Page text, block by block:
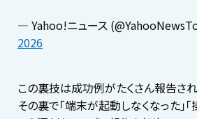
— Yahoo!ニュース
2026
この裏技は成功例がたくさん報告さ
その裏で「端末が起動しなくなった」